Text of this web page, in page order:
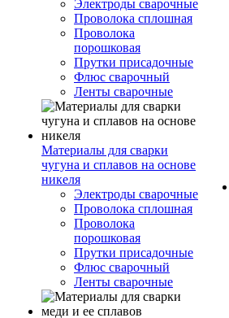
Электроды сварочные
Проволока сплошная
Проволока
порошковая
Прутки присадочные
Флюс сварочный
Ленты сварочные
Материалы для сварки
чугуна и сплавов на основе
никеля
Электроды сварочные
Проволока сплошная
Проволока
порошковая
Прутки присадочные
Флюс сварочный
Ленты сварочные